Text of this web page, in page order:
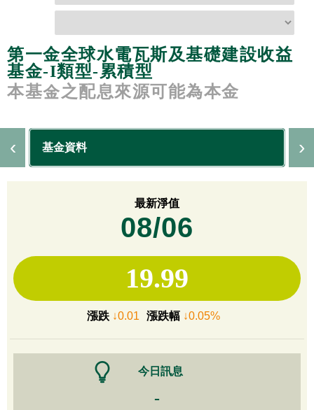
第一金全球水電瓦斯及基礎建設收益
基金-I類型-累積型
本基金之配息來源可能為本金
基金資料
最新淨值
08/06
19.99
漲跌↓0.01 漲跌幅↓0.05%
今日訊息
-